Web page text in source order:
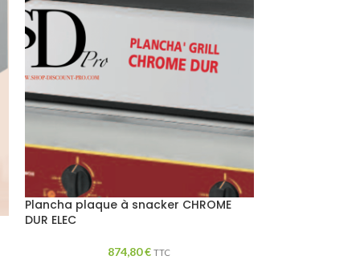
Plancha plaque à snacker CHROME
DUR ELEC
874,80€ TTC